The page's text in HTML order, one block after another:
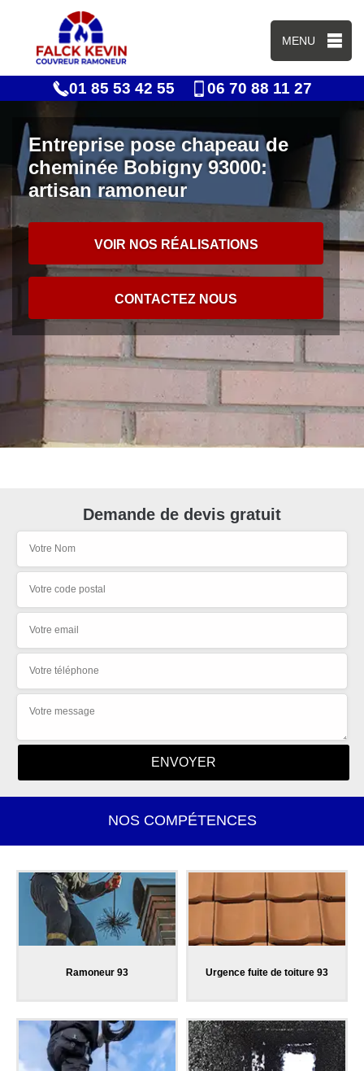
MENU
01 85 53 42 55 06 70 88 11 27
Entreprise pose chapeau de
cheminée Bobigny 93000:
artisan ramoneur
VOIR NOS RÉALISATIONS
CONTACTEZ NOUS
Demande de devis gratuit
NOS COMPÉTENCES
Ramoneur 93 Urgence fuite de toiture 93